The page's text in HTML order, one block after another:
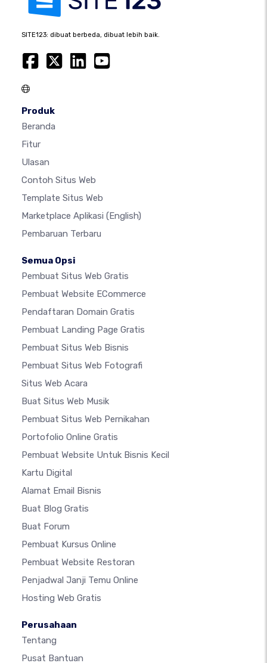
SITE123: dibuat berbeda, dibuat lebih baik.
Produk
Beranda
Fitur
Ulasan
Contoh Situs Web
Template Situs Web
Marketplace Aplikasi (English)
Pembaruan Terbaru
Semua Opsi
Pembuat Situs Web Gratis
Pembuat Website ECommerce
Pendaftaran Domain Gratis
Pembuat Landing Page Gratis
Pembuat Situs Web Bisnis
Pembuat Situs Web Fotografi
Situs Web Acara
Buat Situs Web Musik
Pembuat Situs Web Pernikahan
Portofolio Online Gratis
Pembuat Website Untuk Bisnis Kecil
Kartu Digital
Alamat Email Bisnis
Buat Blog Gratis
Buat Forum
Pembuat Kursus Online
Pembuat Website Restoran
Penjadwal Janji Temu Online
Hosting Web Gratis
Perusahaan
Tentang
Pusat Bantuan